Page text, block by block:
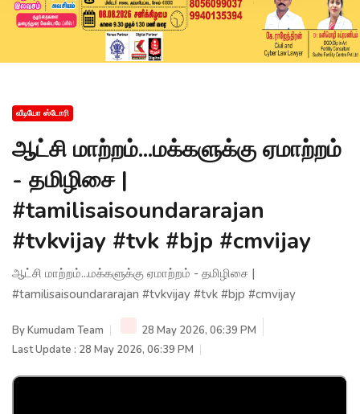
வீடியோ ஸ்டோரி
ஆட்சி மாற்றம்...மக்களுக்கு ஏமாற்றம்
- தமிழிசை |
#tamilisaisoundararajan
#tvkvijay #tvk #bjp #cmvijay
ஆட்சி மாற்றம்...மக்களுக்கு ஏமாற்றம் - தமிழிசை |
#tamilisaisoundararajan #tvkvijay #tvk #bjp #cmvijay
ByKumudam Team
28 May 2026, 06:39 PM
Last Update : 28 May 2026, 06:39 PM